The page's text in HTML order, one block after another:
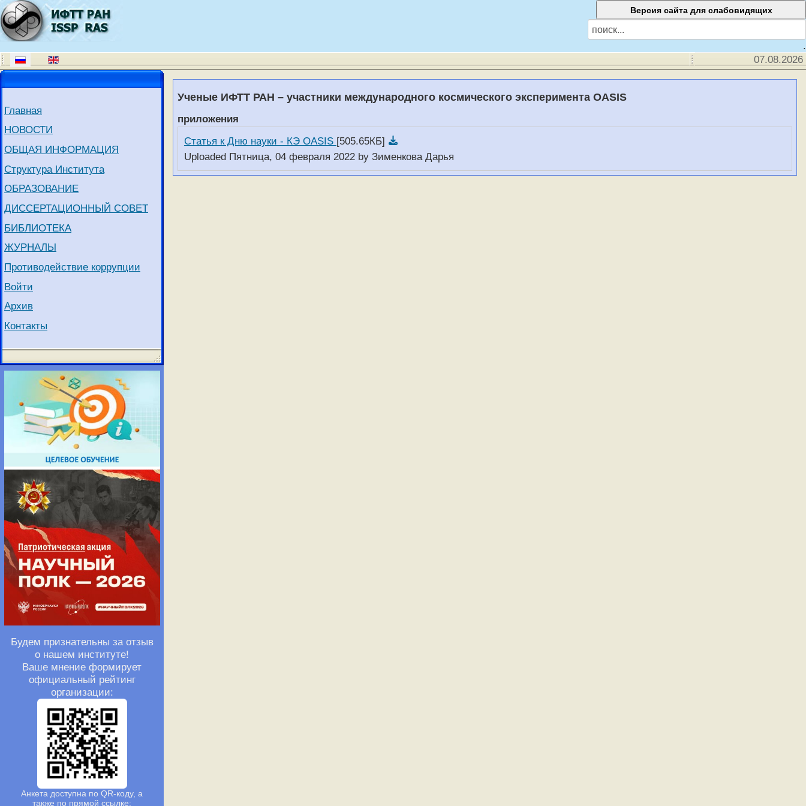
.
07.08.2026
Главная
НОВОСТИ
ОБЩАЯ ИНФОРМАЦИЯ
Структура Института
ОБРАЗОВАНИЕ
ДИССЕРТАЦИОННЫЙ СОВЕТ
БИБЛИОТЕКА
ЖУРНАЛЫ
Противодействие коррупции
Войти
Архив
Контакты
Будем признательны за отзыв
о нашем институте!
Ваше мнение формирует
официальный рейтинг
организации:
Анкета доступна по QR-коду, а
также по прямой ссылке:
Ученые ИФТТ РАН – участники международного космического эксперимента OASIS
приложения
Статья к Дню науки - КЭ OASIS [505.65КБ]
Uploaded Пятница, 04 февраля 2022 by Зименкова Дарья